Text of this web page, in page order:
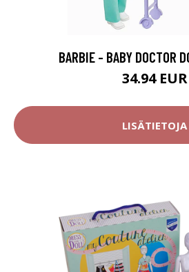
BARBIE - BABY DOCTOR
34.94 EUR
LISÄTIETOJA